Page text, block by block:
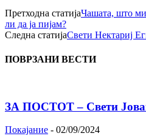
Претходна статијаЧашата, што ми
ли да ја пијам?
Следна статијаСвети Нектариј
ПОВРЗАНИ ВЕСТИ
ЗА ПОСТОТ – Свети
Покајание - 02/09/2024